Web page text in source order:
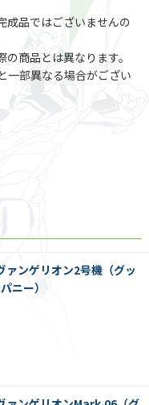
成品ではございませんの
商品とは異なります。
一部異なる場合がござい
ァンゲリオン2号機（グッ
ニー）